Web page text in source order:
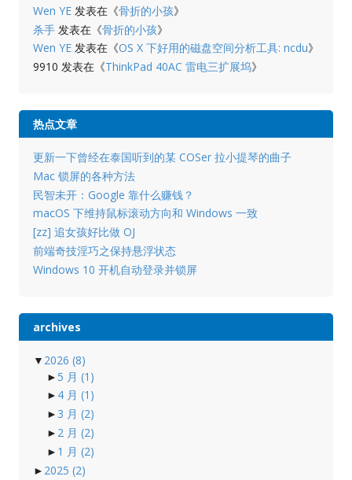
Wen YE发表在《骨折的小孩》
杀手发表在《骨折的小孩》
Wen YE发表在《OS X 下好用的磁盘空间分析工具: ncdu》
9910 发表在《ThinkPad 40AC 雷电三扩展坞》
热点文章
更新一下曾经在泰国听到的某 COSer 拉小提琴的曲子
Mac 锁屏的各种方法
民智未开：Google 靠什么赚钱？
macOS 下维持鼠标滚动方向和 Windows 一致
[zz] 追女孩好比做 OJ
前端奇技淫巧之保持悬浮状态
Windows 10 开机自动登录并锁屏
archives
▼ 2026 (8)
► 5 月 (1)
► 4 月 (1)
► 3 月 (2)
► 2 月 (2)
► 1 月 (2)
► 2025 (2)